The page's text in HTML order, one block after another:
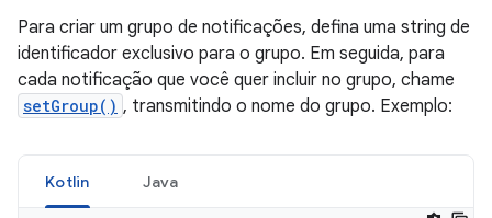
Para criar um grupo de notificações, defina uma string de
identificador exclusivo para o grupo. Em seguida, para
cada notificação que você quer incluir no grupo, chame
setGroup() , transmitindo o nome do grupo. Exemplo:
Kotlin Java